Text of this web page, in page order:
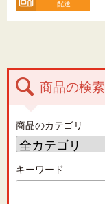
配送
商品の検索
商品のカテゴリ
キーワード